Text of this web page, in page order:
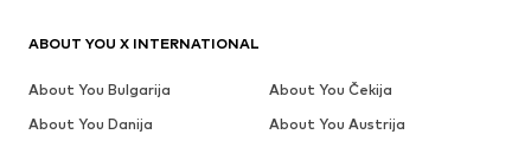
ABOUT YOU X INTERNATIONAL
About You Bulgarija
About You Čekija
About You Danija
About You Austrija